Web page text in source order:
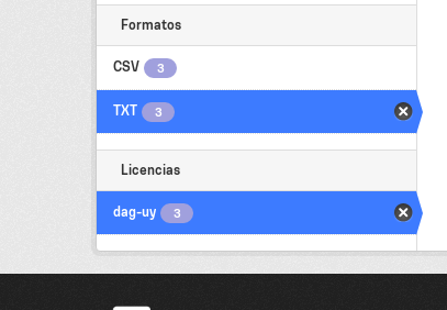
Formatos
CSV 3
TXT 3
Licencias
dag-uy 3